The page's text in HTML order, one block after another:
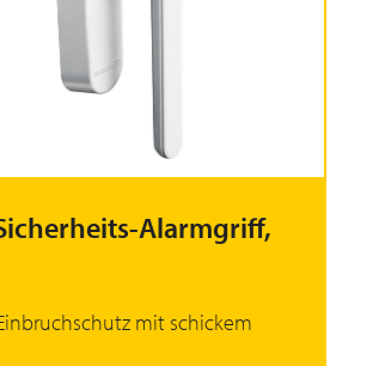
Alarmgriff,
mit schickem